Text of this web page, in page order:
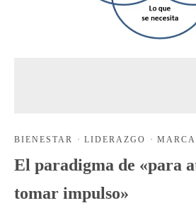
BIENESTAR · LIDERAZGO ·
El paradigma de «para
tomar impulso»